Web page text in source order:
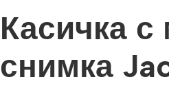
Касичка с
снимка